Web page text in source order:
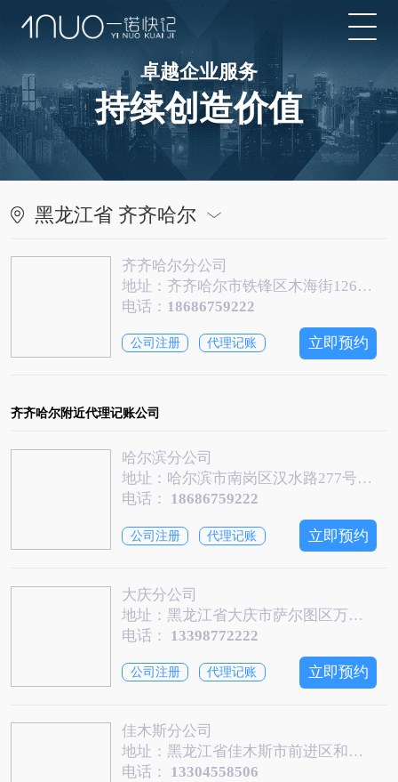
卓越企业服务
持续创造价值
黑龙江省 齐齐哈尔
齐齐哈尔分公司
地址：齐齐哈尔市铁锋区木海街126号百花家居写字楼A座8楼
电话： 18686759222
公司注册 代理记账 立即预约
齐齐哈尔附近代理记账公司
哈尔滨分公司
地址：哈尔滨市南岗区汉水路277号中融国际大厦8楼
电话： 18686759222
公司注册 代理记账 立即预约
大庆分公司
地址：黑龙江省大庆市萨尔图区万达写字楼A座908
电话： 13398772222
公司注册 代理记账 立即预约
佳木斯分公司
地址：黑龙江省佳木斯市前进区和平街道枫桥社区胜利东路86号
电话： 13304558506